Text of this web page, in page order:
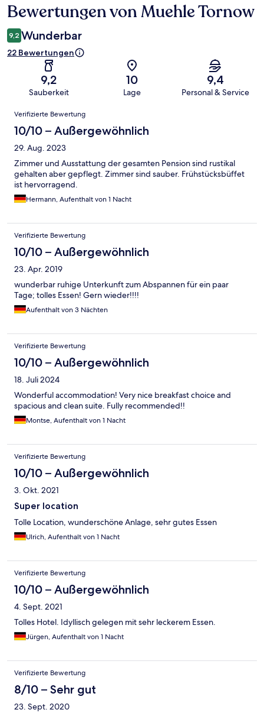
Bewertungen
Bewertungen von Muehle Tornow
9,2 Wunderbar
22 Bewertungen
9,2
Sauberkeit
10
Lage
9,4
Personal & Service
Bewertungen
Verifizierte Bewertung
10/10 – Außergewöhnlich
29. Aug. 2023
Zimmer und Ausstattung der gesamten Pension sind rustikal
gehalten aber gepflegt. Zimmer sind sauber. Frühstücksbüffet
ist hervorragend.
Hermann, Aufenthalt von 1 Nacht
Verifizierte Bewertung
10/10 – Außergewöhnlich
23. Apr. 2019
wunderbar ruhige Unterkunft zum Abspannen für ein paar
Tage; tolles Essen! Gern wieder!!!!
Aufenthalt von 3 Nächten
Verifizierte Bewertung
10/10 – Außergewöhnlich
18. Juli 2024
Wonderful accommodation! Very nice breakfast choice and
spacious and clean suite. Fully recommended!!
Montse, Aufenthalt von 1 Nacht
Verifizierte Bewertung
10/10 – Außergewöhnlich
3. Okt. 2021
Super location
Tolle Location, wunderschöne Anlage, sehr gutes Essen
Ulrich, Aufenthalt von 1 Nacht
Verifizierte Bewertung
10/10 – Außergewöhnlich
4. Sept. 2021
Tolles Hotel. Idyllisch gelegen mit sehr leckerem Essen.
Jürgen, Aufenthalt von 1 Nacht
Verifizierte Bewertung
8/10 – Sehr gut
23. Sept. 2020